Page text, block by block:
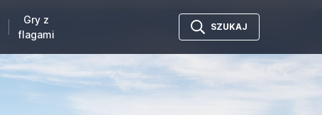
Gry z
flagami
SZUKAJ